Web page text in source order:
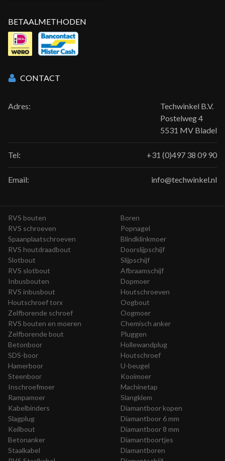
BETAALMETHODEN
CONTACT
Adres:
Techwinkel B.V.
Postelweg 4
5531 MV Bladel
Tel: +31 (0)497 38 09 90
Email: info@techwinkel.nl
RVS bouten
RVS schroeven
Spaanplaatschroeven
RVS houtdraadbout
Slotbout
RVS slotbout
Inbusbouten
RVS inbusbout
Houtschroef torx
Zelfborende schroef
RVS bouten en moeren
Zelfborende bout
Betonboor
SDS-boor
Hamerboor
Steenboor
Boren
Popnagel
Blindklinkmoer
Doorslijpschijf
Slijpschijf
Afbraamschijf
Dopmoer
Houtschroeven
Oogbout
Oogmoer
Chemisch anker
Pluggen
Hollewandplug
Houtschroef
U-beugel
Kooimoer
Inschroefmoer
Rampamoer
Kabelbinders
Slagplug
Keilbout
Betonanker
Staalkabel
Machinetap
Slangklem
Diamantboor kopen
Diamantboor 6 mm
Diamantboor 8 mm
Diamantboortjes
Diamantboren